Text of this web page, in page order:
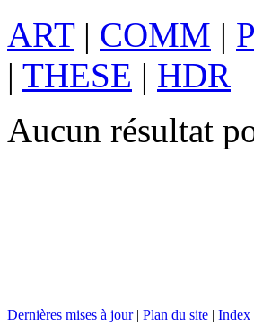
ART| COMM |
| THESE | HDR
Aucun résultat
Dernières mises à jour| Plan du site | Index